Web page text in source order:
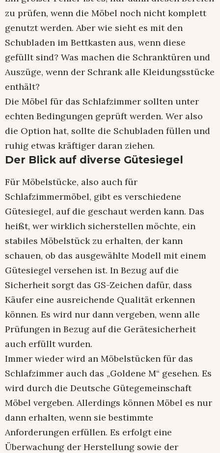
zu prüfen, wenn die Möbel noch nicht komplett
genutzt werden. Aber wie sieht es mit den
Schubladen im Bettkasten aus, wenn diese
gefüllt sind? Was machen die Schranktüren und
Auszüge, wenn der Schrank alle Kleidungsstücke
enthält?
Die Möbel für das Schlafzimmer sollten unter
echten Bedingungen geprüft werden. Wer also
die Option hat, sollte die Schubladen füllen und
ruhig etwas kräftiger daran ziehen.
Der Blick auf diverse Gütesiegel
Für Möbelstücke, also auch für
Schlafzimmermöbel, gibt es verschiedene
Gütesiegel, auf die geschaut werden kann. Das
heißt, wer wirklich sicherstellen möchte, ein
stabiles Möbelstück zu erhalten, der kann
schauen, ob das ausgewählte Modell mit einem
Gütesiegel versehen ist. In Bezug auf die
Sicherheit sorgt das GS-Zeichen dafür, dass
Käufer eine ausreichende Qualität erkennen
können. Es wird nur dann vergeben, wenn alle
Prüfungen in Bezug auf die Gerätesicherheit
auch erfüllt wurden.
Immer wieder wird an Möbelstücken für das
Schlafzimmer auch das „Goldene M“ gesehen. Es
wird durch die Deutsche Gütegemeinschaft
Möbel vergeben. Allerdings können Möbel es nur
dann erhalten, wenn sie bestimmte
Anforderungen erfüllen. Es erfolgt eine
Überwachung der Herstellung sowie der